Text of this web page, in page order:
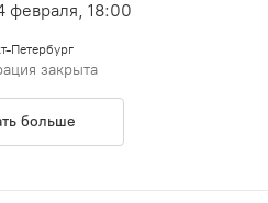
февраля, 18:00
Петербург
закрыта
больше